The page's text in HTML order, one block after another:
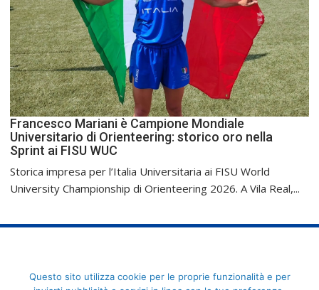
Francesco Mariani è Campione Mondiale
Universitario di Orienteering: storico oro nella
Sprint ai FISU WUC
Storica impresa per l’Italia Universitaria ai FISU World
University Championship di Orienteering 2026. A Vila Real,...
FederCUSI: Federazione Italiana dello Sport Universitario - Via
Questo sito utilizza cookie per le proprie funzionalità e per